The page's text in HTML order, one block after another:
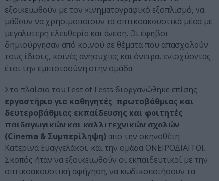
εξοικειωθούν με τον κινηματογραφικό εξοπλισμό, να
μάθουν να χρησιμοποιούν τα οπτικοακουστικά μέσα με
μεγαλύτερη ελευθερία και άνεση. Οι έφηβοι
δημιούργησαν από κοινού σε θέματα που απασχολούν
τους ίδιους, κοινές ανησυχίες και όνειρα, ενισχύοντας
έτσι την εμπιστοσύνη στην ομάδα.
Στο πλαίσιο του Fest of Fests διοργανώθηκε επίσης
εργαστήριο για καθηγητές πρωτοβάθμιας και
δευτεροβάθμιας εκπαίδευσης και φοιτητές
παιδαγωγικών και καλλιτεχνικών σχολών
(Cinema & Συμπερίληψη) απο την σκηνοθέτη
Κατερίνα Ευαγγελάκου και την ομάδα ΟΝΕΙΡΟΔΙΑΙΤΟΙ.
Σκοπός ήταν να εξοικειωθούν οι εκπαιδευτικοί με την
οπτικοακουστική αφήγηση, να κωδικοποιήσουν τα